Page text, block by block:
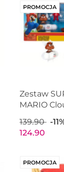
PROMOCJA
Zestaw
MARIO
JAKKS
40199
139.90
-
124.90
PROMOCJA